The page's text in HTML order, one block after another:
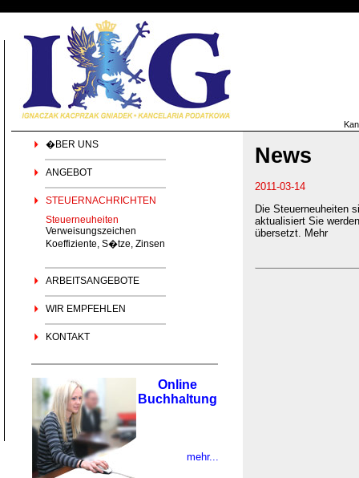
�BER UNS
ANGEBOT
STEUERNACHRICHTEN
Steuerneuheiten
Verweisungszeichen
Koeffiziente, S�tze, Zinsen
ARBEITSANGEBOTE
WIR EMPFEHLEN
KONTAKT
Online
Buchhaltung
mehr...
News
2011-03-14
Die Steuerneuheiten
aktualisiert Sie
übersetzt. Mehr